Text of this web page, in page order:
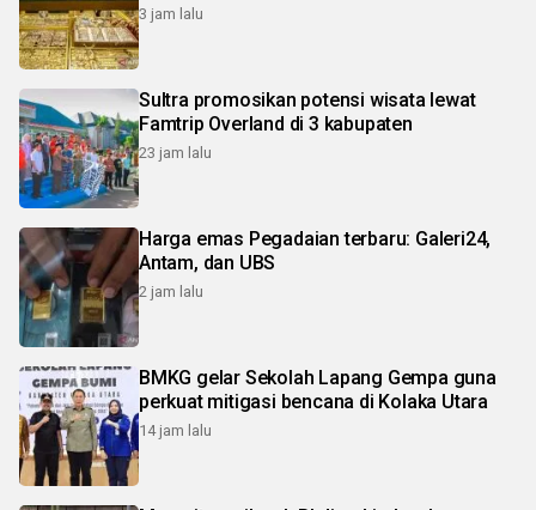
3 jam lalu
Sultra promosikan potensi wisata lewat
Famtrip Overland di 3 kabupaten
23 jam lalu
Harga emas Pegadaian terbaru: Galeri24,
Antam, dan UBS
2 jam lalu
BMKG gelar Sekolah Lapang Gempa guna
perkuat mitigasi bencana di Kolaka Utara
14 jam lalu